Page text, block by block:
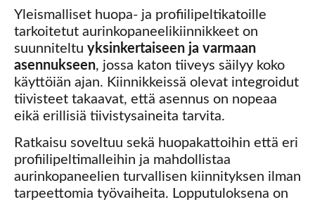
Yleismalliset huopa- ja profiilipeltikatoille
tarkoitetut aurinkopaneelikiinnikkeet on
suunniteltu yksinkertaiseen ja varmaan
asennukseen, jossa katon tiiveys säilyy koko
käyttöiän ajan. Kiinnikkeissä olevat integroidut
tiivisteet takaavat, että asennus on nopeaa
eikä erillisiä tiivistysaineita tarvita.
Ratkaisu soveltuu sekä huopakattoihin että eri
profiilipeltimalleihin ja mahdollistaa
aurinkopaneelien turvallisen kiinnityksen ilman
tarpeettomia työvaiheita. Lopputuloksena on